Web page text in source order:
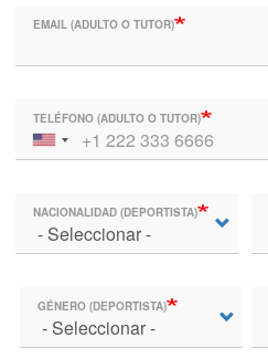
EMAIL (ADULTO O TUTOR)
TELÉFONO (ADULTO O TUTOR)
NACIONALIDAD (DEPORTISTA)
GÉNERO (DEPORTISTA)